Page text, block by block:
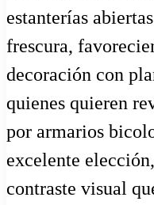
estanterías
frescura,
decoración con
quienes quieren
por armarios
excelente
contraste visual